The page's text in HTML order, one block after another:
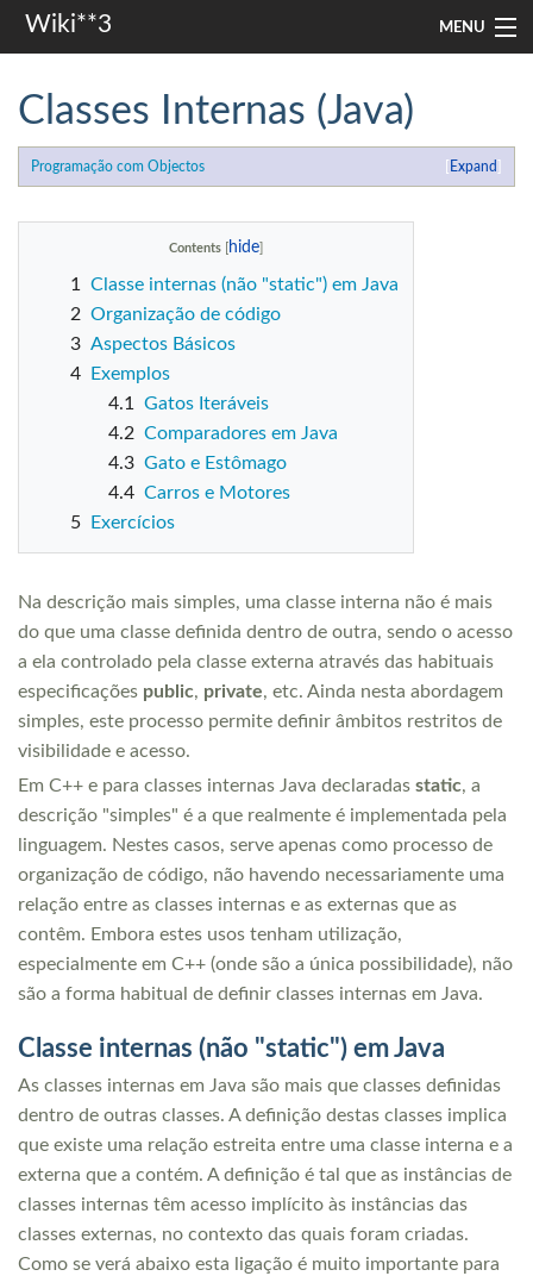
Wiki**3 MENU
investigação
Search
Classes Internas (Java)
Expand
Programação com Objectos
Contents
1 Classe internas (não "static") em Java
2 Organização de código
3 Aspectos Básicos
4
Exemplos
4.1 Gatos Iteráveis
4.2 Comparadores em Java
4.3 Gato e Estômago
4.4 Carros e Motores
5
Exercícios
Na descrição mais simples, uma classe interna não é mais
do que uma classe definida dentro de outra, sendo o acesso
a ela controlado pela classe externa através das habituais
especificações public, private, etc. Ainda nesta abordagem
simples, este processo permite definir âmbitos restritos de
visibilidade e acesso.
Em C++ e para classes internas Java declaradas static, a
descrição "simples" é a que realmente é implementada pela
linguagem. Nestes casos, serve apenas como processo de
organização de código, não havendo necessariamente uma
relação entre as classes internas e as externas que as
contêm. Embora estes usos tenham utilização,
especialmente em C++ (onde são a única possibilidade), não
são a forma habitual de definir classes internas em Java.
Classe internas (não "static") em Java
As classes internas em Java são mais que classes definidas
dentro de outras classes. A definição destas classes implica
que existe uma relação estreita entre uma classe interna e a
externa que a contém. A definição é tal que as instâncias de
classes internas têm acesso implícito às instâncias das
classes externas, no contexto das quais foram criadas.
Como se verá abaixo esta ligação é muito importante para